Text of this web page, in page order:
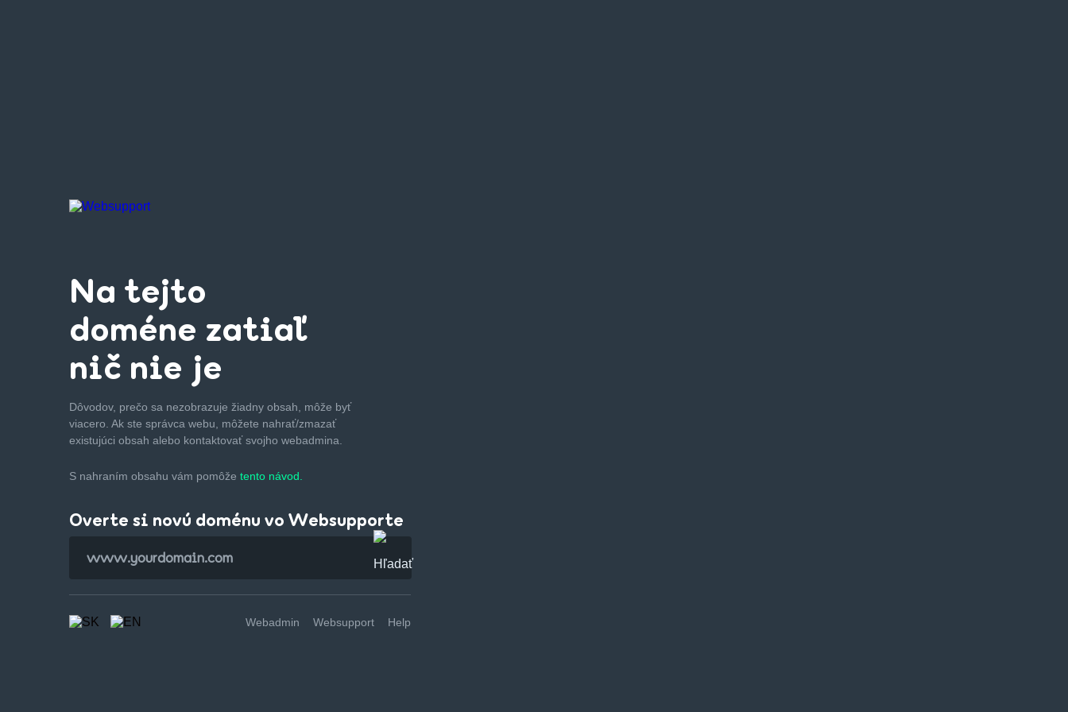
Na tejto
doméne zatiaľ
nič nie je
Dôvodov, prečo sa nezobrazuje žiadny obsah, môže byť
viacero. Ak ste správca webu, môžete nahrať/zmazať
existujúci obsah alebo kontaktovať svojho webadmina.
S nahraním obsahu vám pomôže tento návod.
Overte si novú doménu vo Websupporte
Webadmin Websupport Help